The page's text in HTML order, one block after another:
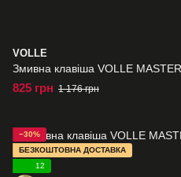
VOLLE
Змивна клавіша VOLLE
825 грн 1 176 грн
−30%
БЕЗКОШТОВНА ДОСТАВКА
12